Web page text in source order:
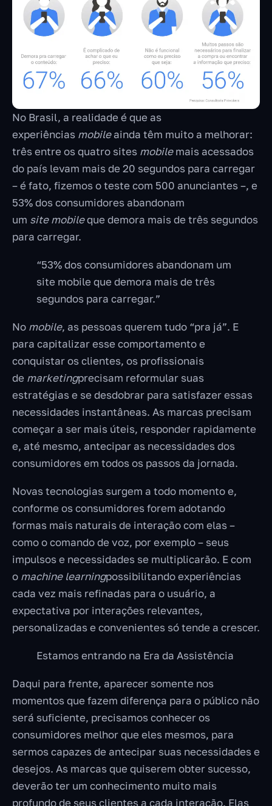
No Brasil, a realidade é que as
experiências mobileainda têm muito a melhorar:
três entre os quatro sites mobilemais acessados
do país levam mais de 20 segundos para carregar
– é fato, fizemos o teste com 500 anunciantes –, e
53% dos consumidores abandonam
um site mobileque demora mais de três segundos
para carregar.
“53% dos consumidores abandonam um
site mobile que demora mais de três
segundos para carregar.”
No mobile, as pessoas querem tudo “pra já”. E
para capitalizar esse comportamento e
conquistar os clientes, os profissionais
de marketingprecisam reformular suas
estratégias e se desdobrar para satisfazer essas
necessidades instantâneas. As marcas precisam
começar a ser mais úteis, responder rapidamente
e, até mesmo, antecipar as necessidades dos
consumidores em todos os passos da jornada.
Novas tecnologias surgem a todo momento e,
conforme os consumidores forem adotando
formas mais naturais de interação com elas –
como o comando de voz, por exemplo – seus
impulsos e necessidades se multiplicarão. E com
o machine learningpossibilitando experiências
cada vez mais refinadas para o usuário, a
expectativa por interações relevantes,
personalizadas e convenientes só tende a crescer.
Estamos entrando na Era da Assistência
Daqui para frente, aparecer somente nos
momentos que fazem diferença para o público não
será suficiente, precisamos conhecer os
consumidores melhor que eles mesmos, para
sermos capazes de antecipar suas necessidades e
desejos. As marcas que quiserem obter sucesso,
deverão ter um conhecimento muito mais
profundo de seus clientes a cada interação. Elas